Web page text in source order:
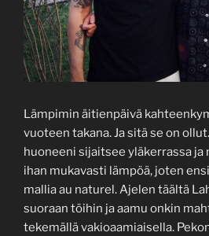
Lämpimin äitienpäivä
vuoteen takana. Ja sitä se on
huoneeni sijaitsee yläkerrassa
ihan mukavasti lämpöä, joten
mallia au naturel. Ajelen täältä
suoraan töihin ja aamu onkin
tekemällä vakioaamiaisella.